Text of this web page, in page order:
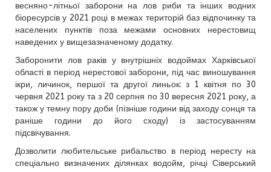
весняно-літньої заборони на лов риби та інших водних
біоресурсів у 2021 році в межах територій баз відпочинку та
населених пунктів поза межами основних нерестовищ
наведених у вищезазначеному додатку.
Заборонити лов раків у внутрішніх водоймах Харківської
області в період нерестової заборони, під час виношування
ікри, личинок, першої та другої линьок: з 1 квітня по 30
червня 2021 року та з 20 серпня по 30 вересня 2021 року, а
також у темну пору доби (пізніше години від заходу сонця та
раніше години до його сходу) із застосуванням
підсвічування.
Дозволити любительське рибальство в період нересту на
спеціально визначених ділянках водойм, річці Сіверський